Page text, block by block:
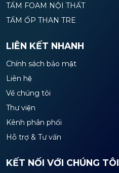
TẤM FOAM NỘI THẤT
TẤM ỐP THAN TRE
LIÊN KẾT NHANH
Chính sách bảo mật
Liên hệ
Về chúng tôi
Thư viện
Kênh phân phối
Hỗ trợ & Tư vấn
KẾT NỐI VỚI CHÚNG TÔI